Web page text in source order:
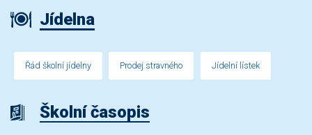
Jídelna
Řád školní jídelny Prodej stravného Jídelní lístek
Školní časopis